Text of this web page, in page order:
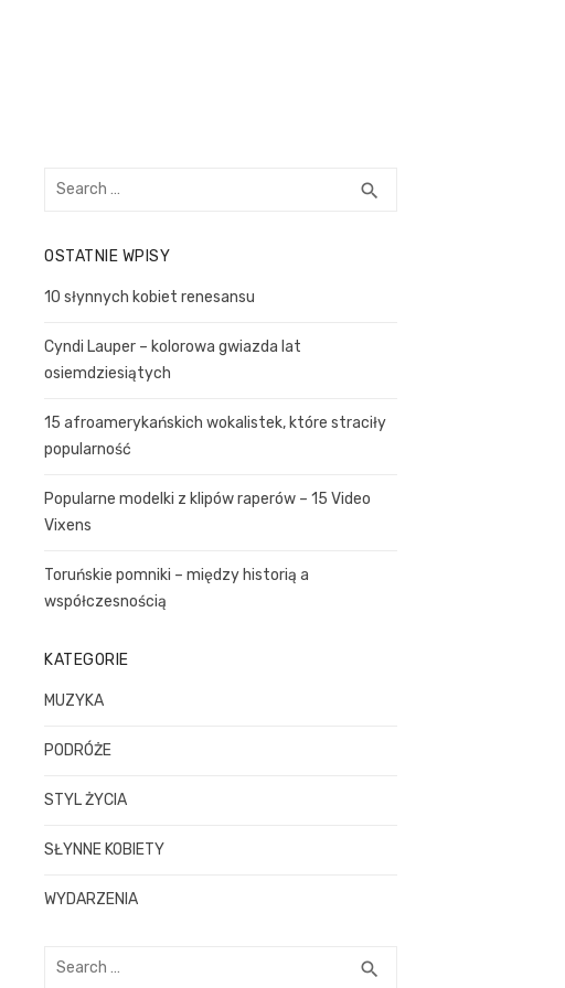
Search
search
OSTATNIE WPISY
10 słynnych kobiet renesansu
Cyndi Lauper – kolorowa gwiazda lat
osiemdziesiątych
15 afroamerykańskich wokalistek, które straciły
popularność
Popularne modelki z klipów raperów – 15 Video
Vixens
Toruńskie pomniki – między historią a
współczesnością
KATEGORIE
MUZYKA
PODRÓŻE
STYL ŻYCIA
SŁYNNE KOBIETY
WYDARZENIA
Search
search